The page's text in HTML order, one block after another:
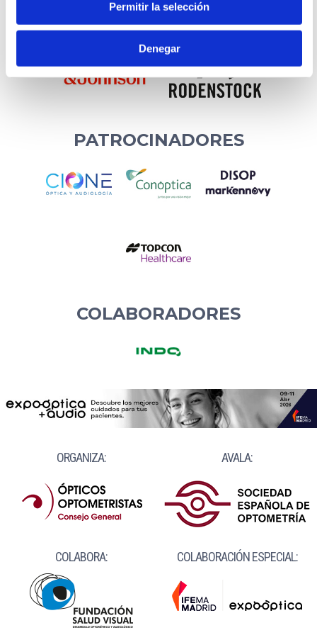
Permitir la selección
Denegar
PATROCINADORES
COLABORADORES
ORGANIZA: AVALA:
COLABORA: COLABORACIÓN ESPECIAL: